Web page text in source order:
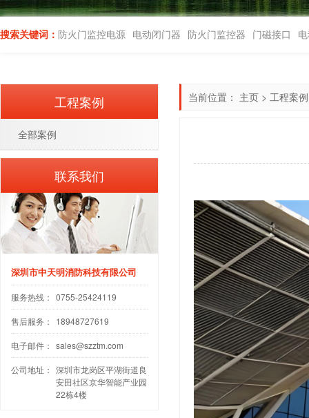
搜索关键词： 防火门监控电源 电动闭门器 防火门监控器 门磁接口
当前位置： 主页 > 工程案例
工程案例
全部案例
联系我们
深圳市中天明消防科技有限公司
服务热线： 0755-25424119
售后服务： 18948727619
电子邮件： sales@szztm.com
公司地址： 深圳市龙岗区平湖街道良
安田社区京华智能产业园
22栋4楼